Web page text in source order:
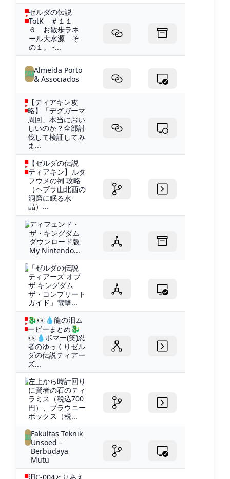
ゼルダの伝説
TotK ＃１１
６ お散歩ラネ
ール大水源 そ
の１。 -...
Almeida Porto
& Associados
【ティアキン攻
略】「デグガーマ
周回」本当におい
しいのか？全部討
伐して検証してみ
ま...
【ゼルダの伝説
ティアキン】ルタ
フウメの祠 攻略
（ヘブラ山北西の
洞窟に眠る水
晶）...
ディフェンド・
ザ・キングダム
ダウンロード版
My Nintendo...
「ゼルダの伝説
ティアーズ オブ
ザ キングダム
ザ・コンプリート
ガイド」電撃...
🐉👀💧龍の泪ム
ービーまとめ🐉
👀💧ボマー(笑)忍
者のゆっくりゼル
ダの伝説ティアー
ズ...
左上から時計回り
に賢者の石のティ
ラミス（税込700
円）、ブラウニー
ボックス（税...
Fakultas Teknik
Unsoed –
Berbudaya
Mutu